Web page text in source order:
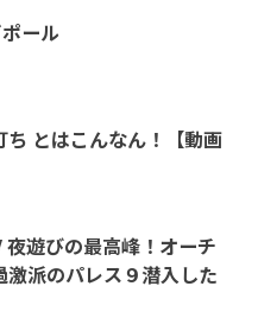
ール
ち とはこんなん！【動画
遊びの最高峰！オーチ
激派のパレス９潜入した